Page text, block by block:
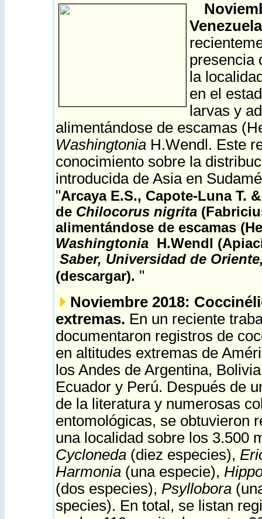
presencia
la
en el
larvas y
alimentándose de escamas
Washingtonia H.Wendl. Este
conocimiento sobre la
introducida de Asia en
"Arcaya E.S., Capote-Luna T.
de Chilocorus nigrita
alimentándose de escamas
Washingtonia H.Wendl
Saber, Universidad de
(descargar). "
Noviembre 2018:
extremas. En un reciente
documentaron registros de
en altitudes extremas de
los Andes de Argentina,
Ecuador y Perú. Después de
de la literatura y numerosas
entomológicas, se obtuvieron
una localidad sobre los 3.500
Cycloneda (diez especies),
Harmonia (una especie),
(dos especies), Psyllobora
species). En total, se listan